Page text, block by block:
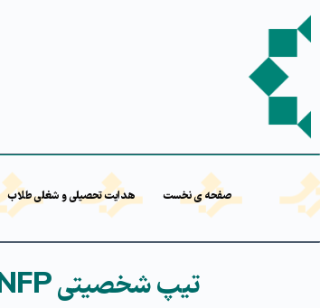
صفحه ی نخست هدایت تحصیلی و شغلی طلاب
تیپ شخصیتی ENFP